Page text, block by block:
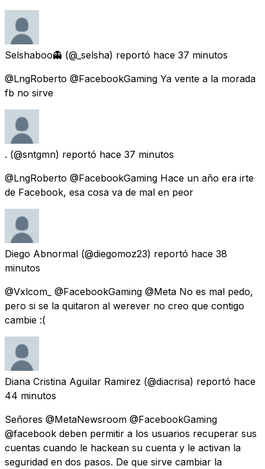
Selshaboo👻 (@_selsha) reportó hace 37 minutos
@LngRoberto @FacebookGaming Ya vente a la morada
fb no sirve
. (@sntgmn) reportó hace 37 minutos
@LngRoberto @FacebookGaming Hace un año era irte
de Facebook, esa cosa va de mal en peor
Diego Abnormal (@diegomoz23) reportó hace 38
minutos
@Vxlcom_ @FacebookGaming @Meta No es mal pedo,
pero si se la quitaron al werever no creo que contigo
cambie :(
Diana Cristina Aguilar Ramirez (@diacrisa) reportó hace
44 minutos
Señores @MetaNewsroom @FacebookGaming
@facebook deben permitir a los usuarios recuperar sus
cuentas cuando le hackean su cuenta y le activan la
seguridad en dos pasos. De que sirve cambiar la